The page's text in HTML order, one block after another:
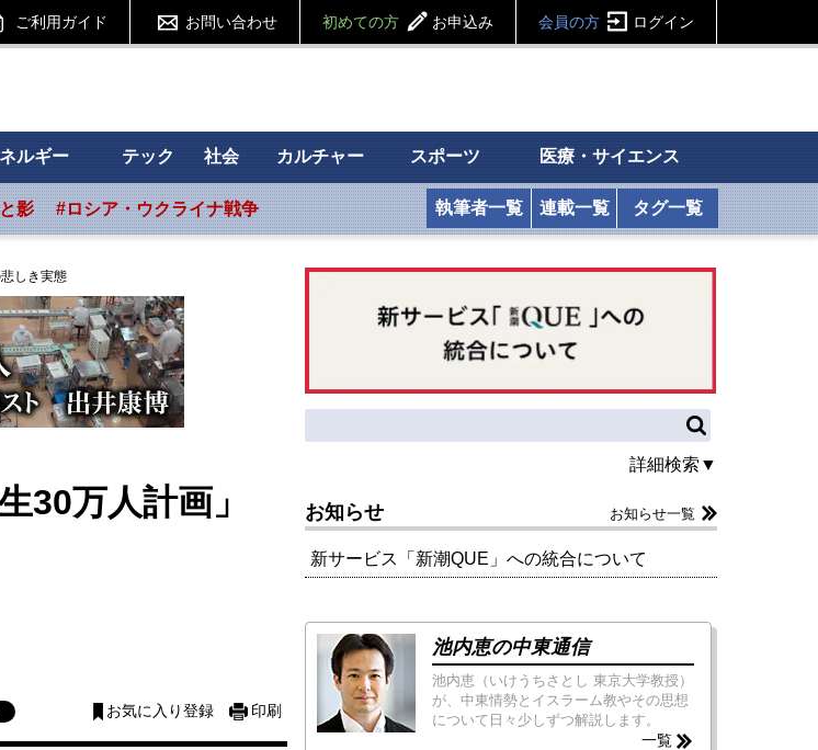
ご利用ガイド お問い合わせ 初めての方 お申込み 会員の方 ログイン
ルギー テック 社会 カルチャー スポーツ 医療・サイエンス
影 #ロシア・ウクライナ戦争 執筆者一覧 連載一覧 タグ一覧
しき実態
30万人計画」
お気に入り登録 印刷
詳細検索▼
お知らせ お知らせ一覧
新サービス「新潮QUE」への統合について
池内恵の中東通信
池内恵（いけうちさとし 東京大学教授）
が、中東情勢とイスラーム教やその思想
について日々少しずつ解説します。
一覧